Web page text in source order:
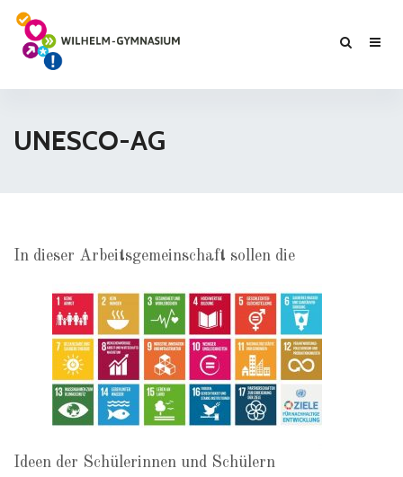
UNESCO-AG
In dieser Arbeitsgemeinschaft sollen die
Ideen der Schülerinnen und Schülern